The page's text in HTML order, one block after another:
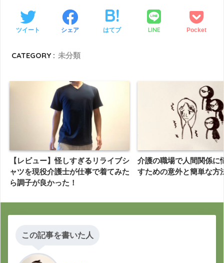
ツイート シェア はてブ LINE Pocket
CATEGORY : 未分類
【レビュー】怪しすぎるリライブシ
ャツを現役介護士が仕事で着てみた
ら調子が良かった！
介護の職場で人間関係に
すための意外と簡単な方
この記事を書いた人